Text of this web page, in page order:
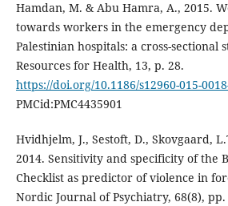
Hamdan, M. & Abu Hamra, A., 2015.
towards workers in the emergency
Palestinian hospitals: a cross-sectional
Resources for Health, 13, p. 28.
https://doi.org/10.1186/s12960-015-
PMCid:PMC4435901
Hvidhjelm, J., Sestoft, D., Skovgaard,
2014. Sensitivity and specificity of the
Checklist as predictor of violence in
Nordic Journal of Psychiatry, 68(8), pp.